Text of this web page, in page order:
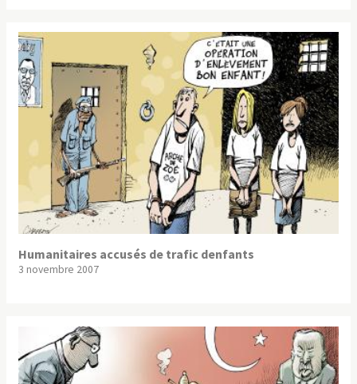
Humanitaires accusés de trafic denfants
3 novembre 2007